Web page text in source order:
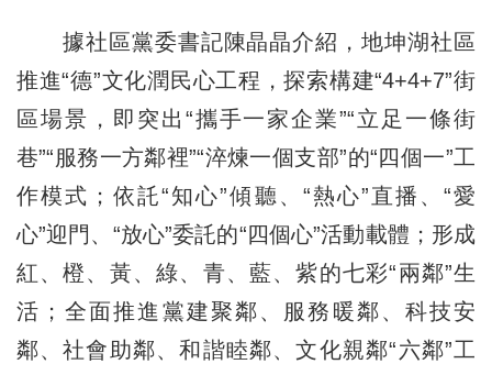
據社區黨委書記陳晶晶介紹，地坤湖社區
推進“德”文化潤民心工程，探索構建“4+4+7”街
區場景，即突出“攜手一家企業”“立足一條街
巷”“服務一方鄰裡”“淬煉一個支部”的“四個一”工
作模式；依託“知心”傾聽、“熱心”直播、“愛
心”迎門、“放心”委託的“四個心”活動載體；形成
紅、橙、黃、綠、青、藍、紫的七彩“兩鄰”生
活；全面推進黨建聚鄰、服務暖鄰、科技安
鄰、社會助鄰、和諧睦鄰、文化親鄰“六鄰”工